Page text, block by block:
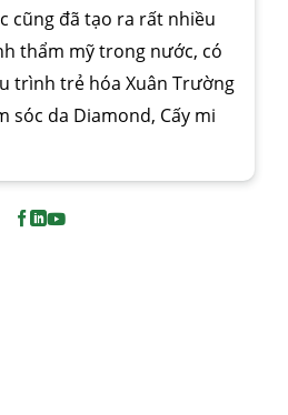
cũng đã tạo ra rất nhiều
thẩm mỹ trong nước, có
trình trẻ hóa Xuân Trường
sóc da Diamond, Cấy mi